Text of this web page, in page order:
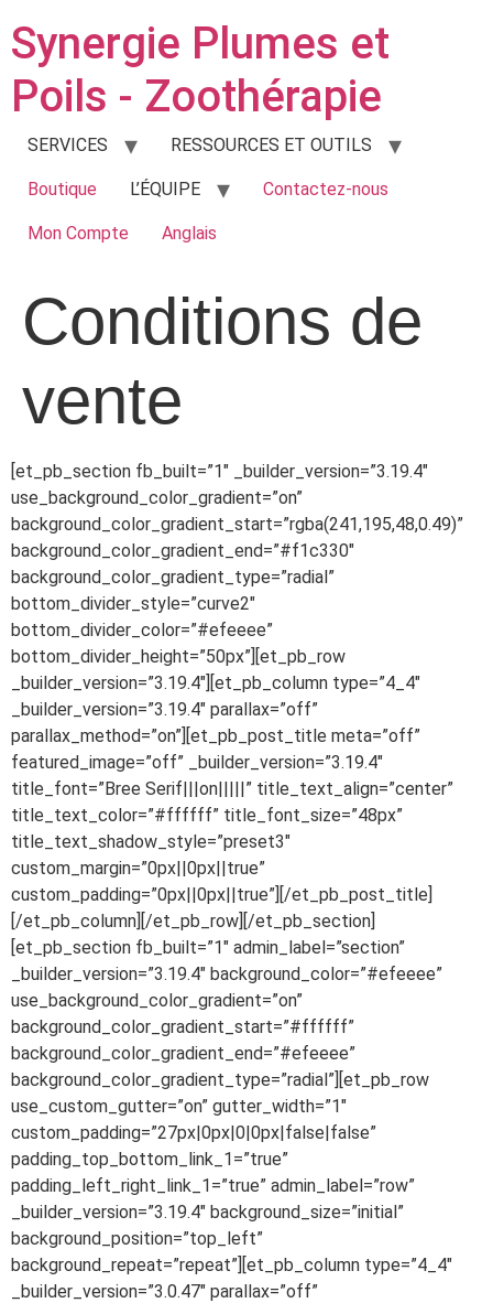
Synergie Plumes et
Poils - Zoothérapie
SERVICES RESSOURCES ET OUTILS
Boutique L’ÉQUIPE Contactez-nous
Mon Compte Anglais
Conditions de
vente
[et_pb_section fb_built=”1″ _builder_version=”3.19.4″
use_background_color_gradient=”on”
background_color_gradient_start=”rgba(241,195,48,0.49)”
background_color_gradient_end=”#f1c330″
background_color_gradient_type=”radial”
bottom_divider_style=”curve2″
bottom_divider_color=”#efeeee”
bottom_divider_height=”50px”][et_pb_row
_builder_version=”3.19.4″][et_pb_column type=”4_4″
_builder_version=”3.19.4″ parallax=”off”
parallax_method=”on”][et_pb_post_title meta=”off”
featured_image=”off” _builder_version=”3.19.4″
title_font=”Bree Serif|||on|||||” title_text_align=”center”
title_text_color=”#ffffff” title_font_size=”48px”
title_text_shadow_style=”preset3″
custom_margin=”0px||0px||true”
custom_padding=”0px||0px||true”][/et_pb_post_title]
[/et_pb_column][/et_pb_row][/et_pb_section]
[et_pb_section fb_built=”1″ admin_label=”section”
_builder_version=”3.19.4″ background_color=”#efeeee”
use_background_color_gradient=”on”
background_color_gradient_start=”#ffffff”
background_color_gradient_end=”#efeeee”
background_color_gradient_type=”radial”][et_pb_row
use_custom_gutter=”on” gutter_width=”1″
custom_padding=”27px|0px|0|0px|false|false”
padding_top_bottom_link_1=”true”
padding_left_right_link_1=”true” admin_label=”row”
_builder_version=”3.19.4″ background_size=”initial”
background_position=”top_left”
background_repeat=”repeat”][et_pb_column type=”4_4″
_builder_version=”3.0.47″ parallax=”off”